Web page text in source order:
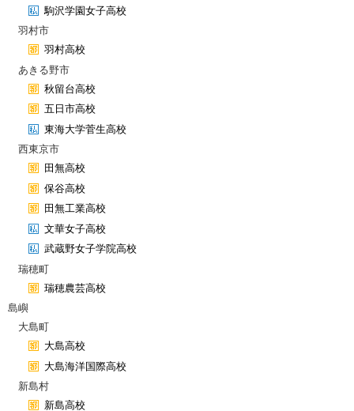
駒沢学園女子高校
羽村市
羽村高校
あきる野市
秋留台高校
五日市高校
東海大学菅生高校
西東京市
田無高校
保谷高校
田無工業高校
文華女子高校
武蔵野女子学院高校
瑞穂町
瑞穂農芸高校
島嶼
大島町
大島高校
大島海洋国際高校
新島村
新島高校